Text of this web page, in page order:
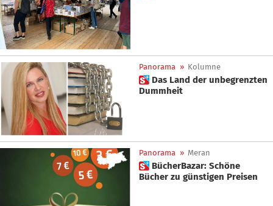
Panorama » Kolumne
 Das Land der unbegrenzten
Dummheit
Panorama » Meran
 BücherBazar: Schöne
Bücher zu günstigen Preisen